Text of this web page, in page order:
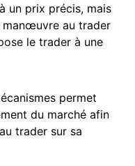
un prix précis, mais
manœuvre au trader
le trader à une
permet
du marché afin
trader sur sa